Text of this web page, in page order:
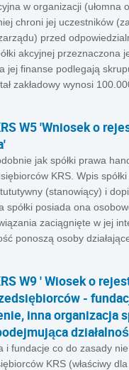
w organizacji (ułomna
chroni jej uczestników
przed
akcyjnej przeznaczona
jej finanse podlegają
zakładowy wynosi
W5 'Wniosek o
jak spółki prawa
KRS. Wpis
(stanowiący) i
spółki posiada ona
zaciągnięte w jej
ponoszą osoby
W9 ' Wiosek o
-
inna organizacja
i fundacje co do zasady
KRS (właściwy